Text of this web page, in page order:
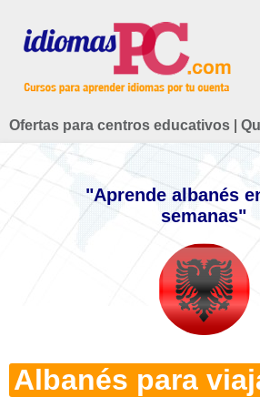
Ofertas para centros educativos
"Aprende albanés
semanas"
Albanés para